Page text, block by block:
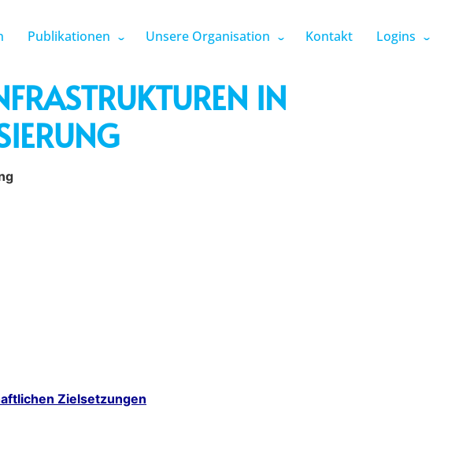
Publikationen Unsere Organisation Kontakt Logins
IN
Zielsetzungen